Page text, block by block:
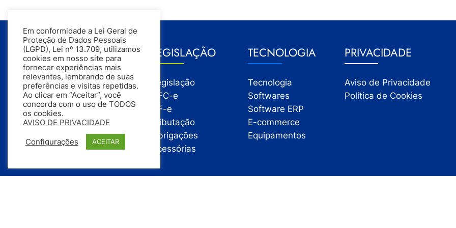
GESTÃO
Gestão
Gestão Financeira
Gestão de Pessoas
Compras
Estoque
Vendas
LEGISLAÇÃO
Legislação
NFC-e
NF-e
Tributação
Obrigações
Acessórias
TECNOLOGIA
Tecnologia
Softwares
Software ERP
E-commerce
Equipamentos
PRIVACIDADE
Aviso de Privacidade
Política de Cookies
Em conformidade a Lei Geral de
Proteção de Dados Pessoais
(LGPD), Lei nº 13.709, utilizamos
cookies em nosso site para
fornecer experiências mais
relevantes, lembrando de suas
preferências e visitas repetidas.
Ao clicar em “Aceitar”, você
concorda com o uso de TODOS
os cookies.
AVISO DE PRIVACIDADE
Configurações ACEITAR